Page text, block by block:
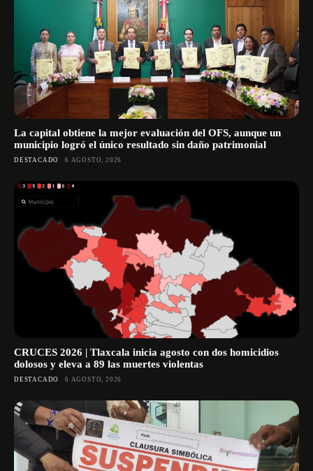
La capital obtiene la mejor evaluación del OFS, aunque un
municipio logró el único resultado sin daño patrimonial
DESTACADO 6 AGOSTO, 2026
CRUCES 2026 | Tlaxcala inicia agosto con dos homicidios
dolosos y eleva a 89 las muertes violentas
DESTACADO 6 AGOSTO, 2026